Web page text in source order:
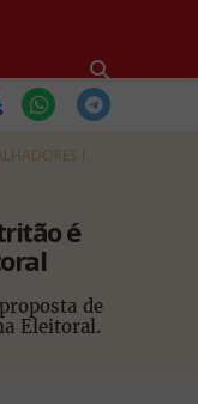
é
de
Eleitoral.